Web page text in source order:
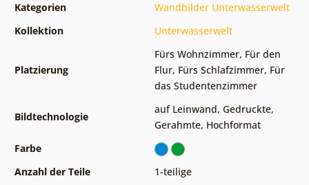
Kategorien
Wandbilder Unterwasserwelt
Kollektion
Unterwasserwelt
Platzierung
Fürs Wohnzimmer, Für den
Flur, Fürs Schlafzimmer, Für
das Studentenzimmer
Bildtechnologie
auf Leinwand, Gedruckte,
Gerahmte, Hochformat
Farbe
Anzahl der Teile
1-teilige